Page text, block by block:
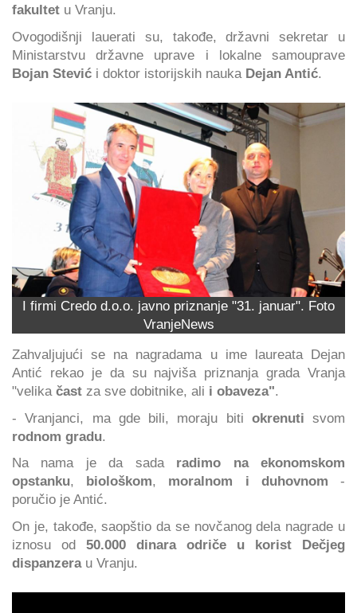
fakultet u Vranju.
Ovogodišnji lauerati su, takođe, državni sekretar u
Ministarstvu državne uprave i lokalne samouprave
Bojan Stević i doktor istorijskih nauka Dejan Antić.
I firmi Credo d.o.o. javno priznanje "31. januar". Foto
VranjeNews
Zahvaljujući se na nagradama u ime laureata Dejan
Antić rekao je da su najviša priznanja grada Vranja
"velika čast za sve dobitnike, ali i obaveza".
- Vranjanci, ma gde bili, moraju biti okrenuti svom
rodnom gradu.
Na nama je da sadaradimo na ekonomskom
opstanku, biološkom, moralnom i duhovnom -
poručio je Antić.
On je, takođe, saopštio da se novčanog dela nagrade u
iznosu od 50.000 dinara odriče u korist Dečjeg
dispanzera u Vranju.